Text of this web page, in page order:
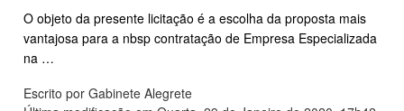
O objeto da presente licitação é a escolha da proposta mais
vantajosa para a nbsp contratação de Empresa Especializada
na …
Escrito por Gabinete Alegrete